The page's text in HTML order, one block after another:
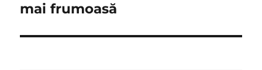
post:
mai frumoasă